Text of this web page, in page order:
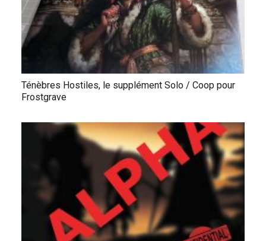
Ténèbres Hostiles, le supplément Solo / Coop pour
Frostgrave